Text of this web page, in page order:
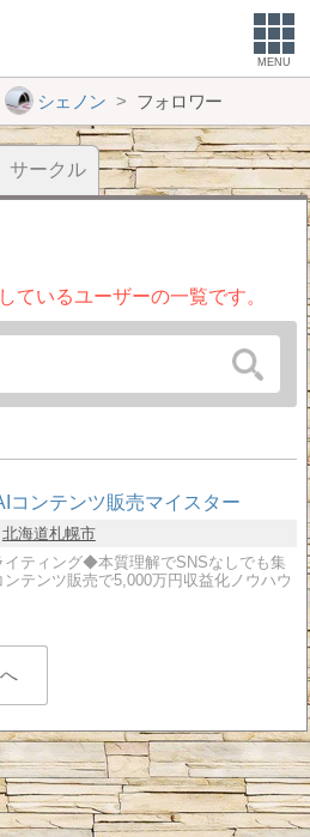
MENU
シェノン フォロワー
サークル
ているユーザーの一覧です。
コンテンツ販売マイスター
北海道札幌市
ティング◆本質理解でSNSなしでも集
テンツ販売で5,000万円収益化ノウハウ